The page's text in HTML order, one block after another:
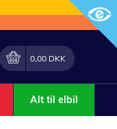
Min indkøbskurv
0,00 DKK
Alt til elbil